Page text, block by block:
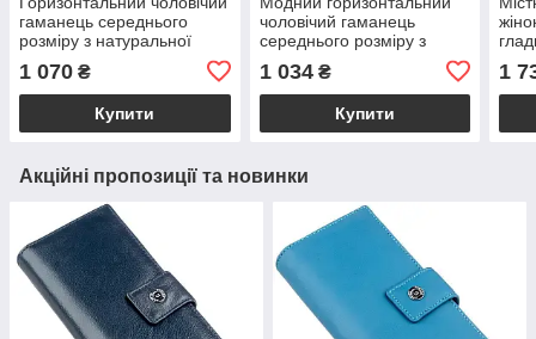
гаманець середнього
розміру з натуральної
крокодила CANPELLINI
21860 Коричневий
1 070 ₴
Купити
чоловічий гаманець
середнього розміру з
тисненням під крокодила
CANPELLINI 21865
1 034₴
Купити
1
Акційні пропозиції та новинки